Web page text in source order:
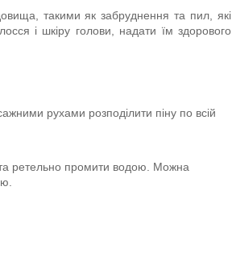
такими як забруднення та пил, які
і шкіру голови, надати їм здорового
рухами розподілити піну по всій
ретельно промити водою. Можна